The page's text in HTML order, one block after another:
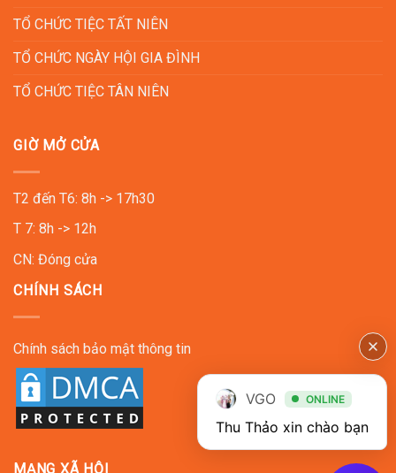
TỔ CHỨC TIỆC TẤT NIÊN
TỔ CHỨC NGÀY HỘI GIA ĐÌNH
TỔ CHỨC TIỆC TÂN NIÊN
GIỜ MỞ CỬA
T2 đến T6: 8h -> 17h30
T 7: 8h -> 12h
CN: Đóng cửa
CHÍNH SÁCH
Chính sách bảo mật thông tin
MẠNG XÃ HỘI
VGO ONLINE
Thu Thảo xin chào bạn